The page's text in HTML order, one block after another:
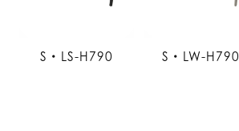
S・LS-H790 S・LW-H790